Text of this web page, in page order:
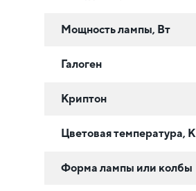
Мощность лампы, Вт
Галоген
Криптон
Цветовая температура, К
Форма лампы или колбы